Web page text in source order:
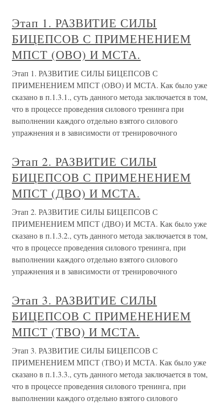
Этап 1. РАЗВИТИЕ СИЛЫ
БИЦЕПСОВ С ПРИМЕНЕНИЕМ
МПСТ (ОВО) И МСТА.
Этап 1. РАЗВИТИЕ СИЛЫ БИЦЕПСОВ С
ПРИМЕНЕНИЕМ МПСТ (ОВО) И МСТА. Как было уже
сказано в п.1.3.1., суть данного метода заключается в том,
что в процессе проведения силового тренинга при
выполнении каждого отдельно взятого силового
упражнения и в зависимости от тренировочного
Этап 2. РАЗВИТИЕ СИЛЫ
БИЦЕПСОВ С ПРИМЕНЕНИЕМ
МПСТ (ДВО) И МСТА.
Этап 2. РАЗВИТИЕ СИЛЫ БИЦЕПСОВ С
ПРИМЕНЕНИЕМ МПСТ (ДВО) И МСТА. Как было уже
сказано в п.1.3.2., суть данного метода заключается в том,
что в процессе проведения силового тренинга, при
выполнении каждого отдельно взятого силового
упражнения и в зависимости от тренировочного
Этап 3. РАЗВИТИЕ СИЛЫ
БИЦЕПСОВ С ПРИМЕНЕНИЕМ
МПСТ (ТВО) И МСТА.
Этап 3. РАЗВИТИЕ СИЛЫ БИЦЕПСОВ С
ПРИМЕНЕНИЕМ МПСТ (ТВО) И МСТА. Как было уже
сказано в п.1.3.3., суть данного метода заключается в том,
что в процессе проведения силового тренинга, при
выполнении каждого отдельно взятого силового